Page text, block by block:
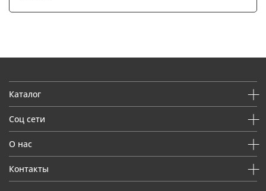
Каталог
Соц сети
О нас
Контакты